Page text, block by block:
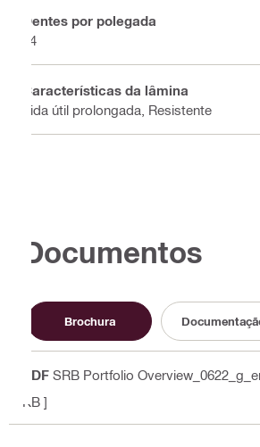
Dentes por polegada
14
Características da lâmina
Vida útil prolongada, Resistente
Documentos
Brochura
PDF SRB Portfolio
KB ]